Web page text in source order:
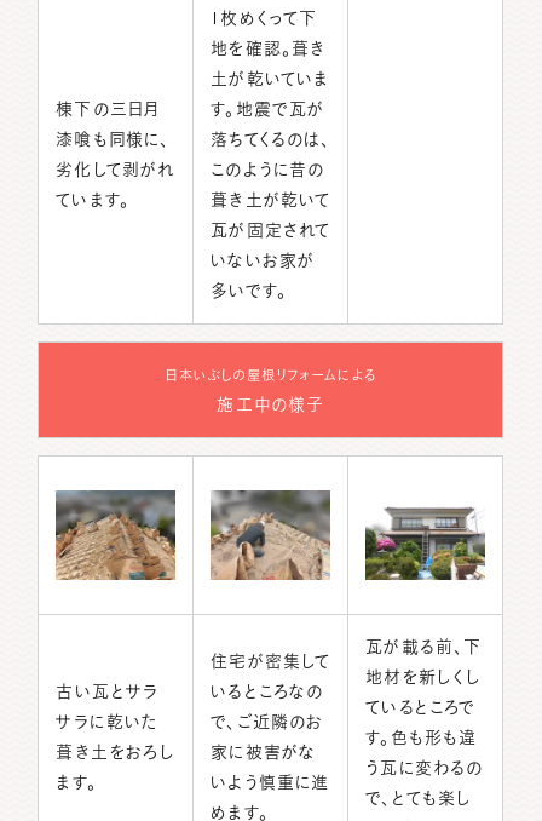
棟下の三日月
漆喰も同様に、
劣化して剥がれ
ています。
1枚めくって下
地を確認。葺き
土が乾いていま
す。地震で瓦が
落ちてくるのは、
このように昔の
葺き土が乾いて
瓦が固定されて
いないお家が
多いです。
日本いぶしの屋根リフォームによる
施工中の様子
古い瓦とサラ
サラに乾いた
葺き土をおろし
ます。
住宅が密集して
いるところなの
で、ご近隣のお
家に被害がな
いよう慎重に進
めます。
瓦が載る前、下
地材を新しくし
ているところで
す。色も形も違
う瓦に変わるの
で、とても楽し